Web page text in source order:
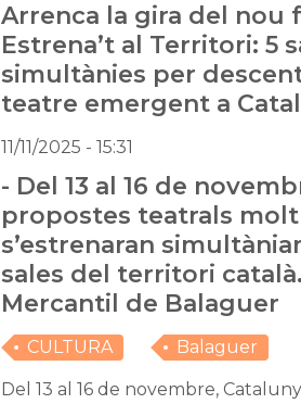
Arrenca la gira del nou
Estrena’t al Territori: 5
simultànies per
teatre emergent a
11/11/2025 - 15:31
- Del 13 al 16 de
propostes teatrals
s’estrenaran
sales del territori
Mercantil de Balaguer
CULTURA Balaguer
Del 13 al 16 de novembre,